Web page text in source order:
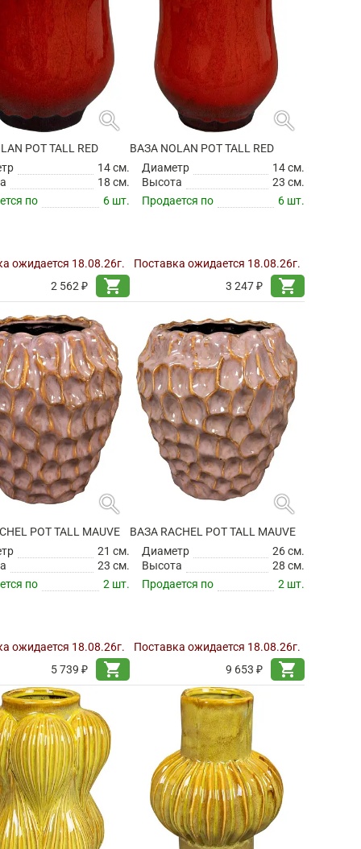
search
POT TALL RED
14 см.
18 см.
по
6 шт.
ожидается 18.08.26г.
2 562 ₽
shopping_cart
search
ВАЗА NOLAN POT TALL RED
Диаметр
14 см.
Высота
23 см.
Продается по
6 шт.
Поставка ожидается 18.08.26г.
3 247 ₽
shopping_cart
search
POT TALL MAUVE
21 см.
23 см.
по
2 шт.
ожидается 18.08.26г.
5 739 ₽
shopping_cart
search
ВАЗА RACHEL POT TALL MAUVE
Диаметр
26 см.
Высота
28 см.
Продается по
2 шт.
Поставка ожидается 18.08.26г.
9 653 ₽
shopping_cart